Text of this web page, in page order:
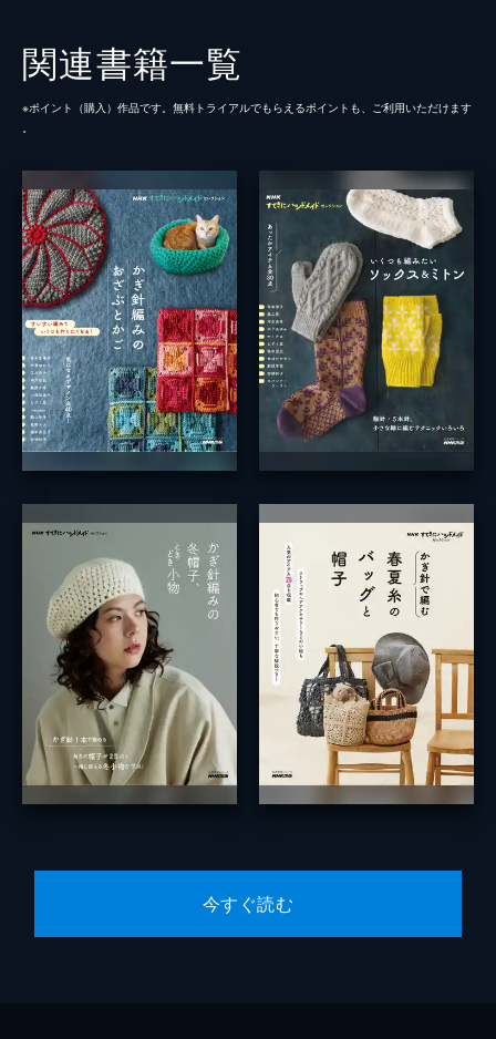
関連書籍一覧
※ポイント（購⼊）作品です。無料トライアルでもらえるポイントも、ご利⽤いただけます
今すぐ読む